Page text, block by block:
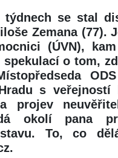
týdnech se stal
Zemana (77).
(ÚVN),
spekulací o tom,
s
projev
okolí pana
To, co